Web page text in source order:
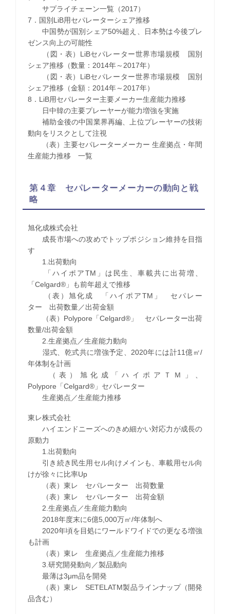
サプライチェーン一覧（2017）
7．国別LiB用セパレーターシェア推移
中国勢が国別シェア50%超え、日本勢は今後プレ
ゼンス向上の可能性
（図・表）LiBセパレーター世界市場規模 国別
シェア推移（数量：2014年～2017年）
（図・表）LiBセパレーター世界市場規模 国別
シェア推移（金額：2014年～2017年）
8．LiB用セパレーター主要メーカー生産能力推移
日中韓の主要プレーヤーが能力増強を実施
補助金後の中国業界再編、上位プレーヤーの技術
動向をリスクとして注視
（表）主要セパレーターメーカー 生産拠点・年間
生産能力推移 一覧
第４章 セパレーターメーカーの動向と戦
略
旭化成株式会社
成長市場への攻めでトップポジション維持を目指
す
1.出荷動向
「ハイポアTM」は民生、車載共に出荷増、
「Celgard®」も前年超えで推移
（表）旭化成 「ハイポアTM」 セパレー
ター 出荷数量／出荷金額
（表）Polypore「Celgard®」 セパレーター出荷
数量/出荷金額
2.生産拠点／生産能力動向
湿式、乾式共に増強予定、2020年には計11億㎡/
年体制を計画
（表）旭化成「ハイポアＴＭ」、
Polypore「Celgard®」セパレーター
生産拠点／生産能力推移
東レ株式会社
ハイエンドニーズへのきめ細かい対応力が成長の
原動力
1.出荷動向
引き続き民生用セル向けメインも、車載用セル向
けが徐々に比率Up
（表）東レ セパレーター 出荷数量
（表）東レ セパレーター 出荷金額
2.生産拠点／生産能力動向
2018年度末に6億5,000万㎡/年体制へ
2020年頃を目処にワールドワイドでの更なる増強
も計画
（表）東レ 生産拠点／生産能力推移
3.研究開発動向／製品動向
最薄は3μm品を開発
（表）東レ SETELATM製品ラインナップ（開発
品含む）